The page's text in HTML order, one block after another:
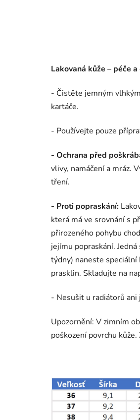
Lakovaná kůže – péče
- Čistěte jemným
kartáče.
- Používejte pouze
- Ochrana před
vlivy, namáčení a mráz.
tření.
- Proti popraskání:
která má ve srovnání s
přirozeného pohybu
jejímu popraskání.
týdny) naneste speciální
prasklin. Skladujte na
- Nesušit u radiátorů ani
Upozornění: V zimním
poškození povrchu